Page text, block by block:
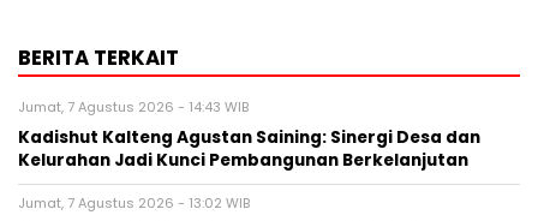
BERITA TERKAIT
Jumat, 7 Agustus 2026 - 14:43 WIB
Kadishut Kalteng Agustan Saining: Sinergi Desa dan
Kelurahan Jadi Kunci Pembangunan Berkelanjutan
Jumat, 7 Agustus 2026 - 13:02 WIB